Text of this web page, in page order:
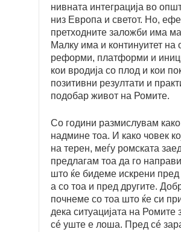
нивната интеграција во
низ Европа и светот. Но,
претходните заложби има
Малку има и континуитет на
реформи, платформи и
кои вродија со плод и кои
позитивни резултати и
подобар живот на Ромите.
Со години размислувам
надмине тоа. И како човек
на терен, меѓу ромската
предлагам тоа да го
што ќе бидеме искрени пред
а со тоа и пред другите.
почнеме со тоа што ќе си
дека ситуацијата на Ромите
сé уште е лоша. Пред сé